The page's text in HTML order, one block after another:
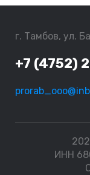
г. Тамбов, ул.
+7 (4752)
ИНН